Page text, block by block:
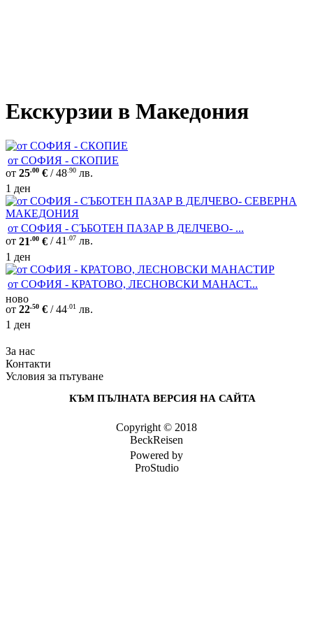
Екскурзии в Македония
от СОФИЯ - СКОПИЕ
от 25.00 € / 48 .90 лв.
1 ден
от СОФИЯ - СЪБОТЕН ПАЗАР В ДЕЛЧЕВО- ...
от 21.00 € / 41.07 лв.
1 ден
от СОФИЯ - КРАТОВО, ЛЕСНОВСКИ МАНАСТ...
ново
от 22.50 € / 44 .01 лв.
1 ден
За нас
Контакти
Условия за пътуване
КЪМ ПЪЛНАТА ВЕРСИЯ НА САЙТА
Copyright © 2018
BeckReisen
Powered by
ProStudio